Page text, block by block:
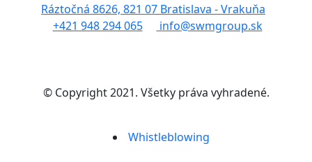
Ráztočná 8626, 821 07 Bratislava - Vrakuňa
+421 948 294 065
info@swmgroup.sk
© Copyright 2021. Všetky práva vyhradené.
Whistleblowing